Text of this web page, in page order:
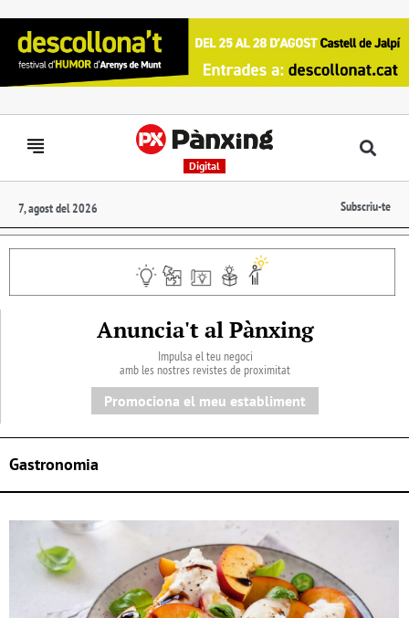
Digital
7, agost del 2026 Subscriu-te
Anuncia't al Pànxing
Impulsa el teu negoci
amb les nostres revistes de proximitat
Promociona el meu establiment
Gastronomia